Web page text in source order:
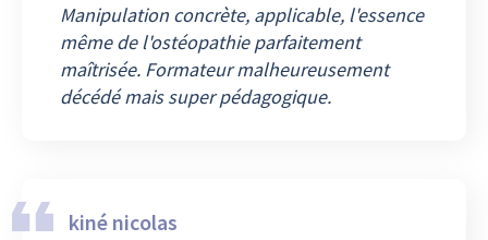
Manipulation concrète, applicable, l'essence
même de l'ostéopathie parfaitement
maîtrisée. Formateur malheureusement
décédé mais super pédagogique.
kiné nicolas